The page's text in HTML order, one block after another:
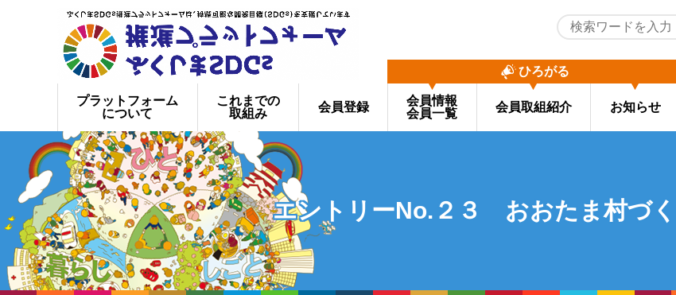
プラットフォーム
について
これまでの
取組み
会員登録
ひろがる
会員情報
会員一覧
会員取組紹介 お知らせ
エントリーNo.２３ おおたま村づ